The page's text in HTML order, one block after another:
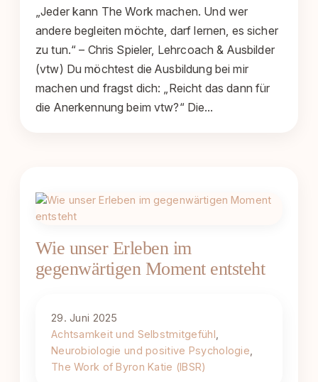
„Jeder kann The Work machen. Und wer
andere begleiten möchte, darf lernen, es sicher
zu tun.“ – Chris Spieler, Lehrcoach & Ausbilder
(vtw) Du möchtest die Ausbildung bei mir
machen und fragst dich: „Reicht das dann für
die Anerkennung beim vtw?“ Die…
Wie unser Erleben im
gegenwärtigen Moment entsteht
29. Juni 2025
Achtsamkeit und Selbstmitgefühl
Neurobiologie und positive Psychologie
The Work of Byron Katie (IBSR)